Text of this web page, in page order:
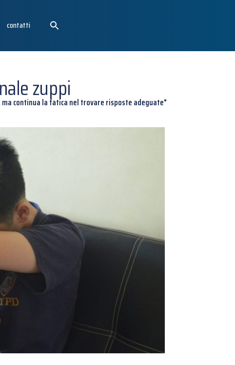
contatti
zuppi
continua la fatica nel trovare risposte adeguate"